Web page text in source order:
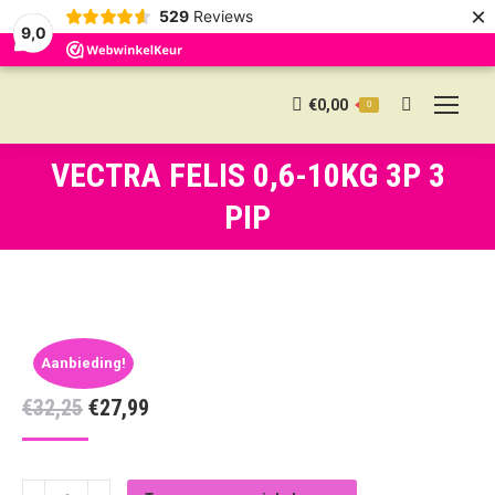
9,0
529 Reviews ×
€0,00 0 Search:
VECTRA FELIS 0,6-10KG 3P 3
PIP
Aanbieding!
€32,25 Oorspronkelijke
prijs
was:
€27,99
is: